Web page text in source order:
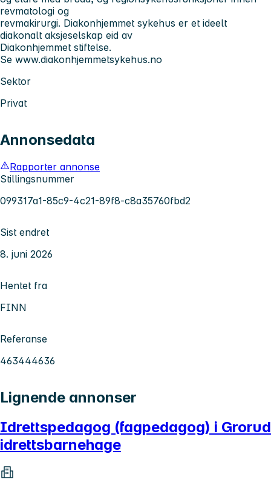
revmatologi og
revmakirurgi. Diakonhjemmet sykehus er et ideelt
diakonalt aksjeselskap eid av
Diakonhjemmet stiftelse.
Se www.diakonhjemmetsykehus.no
Sektor
Privat
Annonsedata
Rapporter annonse
Stillingsnummer
099317a1-85c9-4c21-89f8-c8a35760fbd2
Sist endret
8. juni 2026
Hentet fra
FINN
Referanse
463444636
Lignende annonser
Idrettspedagog (fagpedagog) i Grorud
idrettsbarnehage